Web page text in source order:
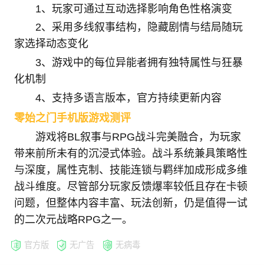
1、玩家可通过互动选择影响角色性格演变
2、采用多线叙事结构，隐藏剧情与结局随玩
家选择动态变化
3、游戏中的每位异能者拥有独特属性与狂暴
化机制
4、支持多语言版本，官方持续更新内容
零始之门手机版游戏测评
游戏将BL叙事与RPG战斗完美融合，为玩家
带来前所未有的沉浸式体验。战斗系统兼具策略性
与深度，属性克制、技能连锁与羁绊加成形成多维
战斗维度。尽管部分玩家反馈爆率较低且存在卡顿
问题，但整体内容丰富、玩法创新，仍是值得一试
的二次元战略RPG之一。
官方版 无广告 无病毒